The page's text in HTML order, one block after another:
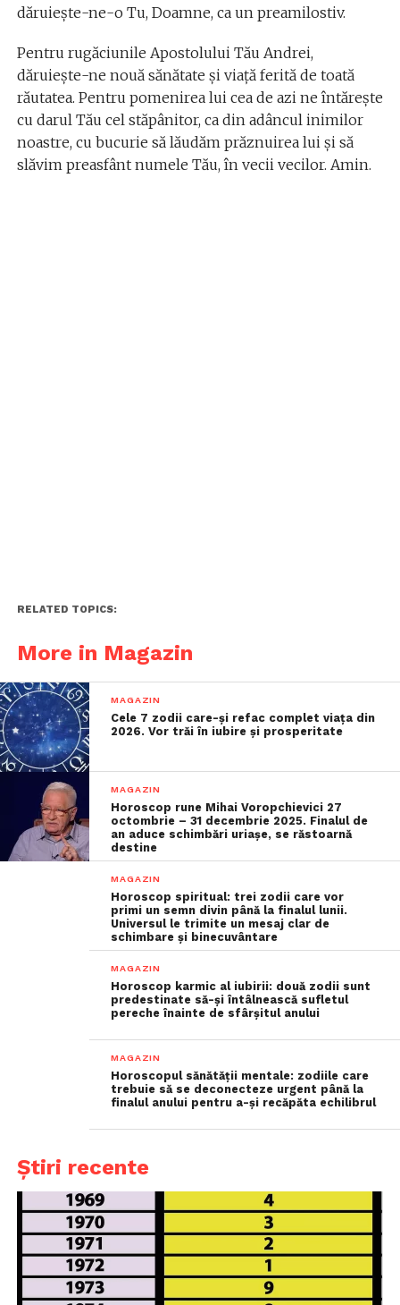
dăruieşte-ne-o Tu, Doamne, ca un preamilostiv.
Pentru rugăciunile Apostolului Tău Andrei,
dăruieşte-ne nouă sănătate şi viaţă ferită de toată
răutatea. Pentru pomenirea lui cea de azi ne întăreşte
cu darul Tău cel stăpânitor, ca din adâncul inimilor
noastre, cu bucurie să lăudăm prăznuirea lui şi să
slăvim preasfânt numele Tău, în vecii vecilor. Amin.
RELATED TOPICS:
More in Magazin
MAGAZIN
Cele 7 zodii care-și refac complet viața din
2026. Vor trăi în iubire și prosperitate
MAGAZIN
Horoscop rune Mihai Voropchievici 27
octombrie – 31 decembrie 2025. Finalul de
an aduce schimbări uriașe, se răstoarnă
destine
MAGAZIN
Horoscop spiritual: trei zodii care vor
primi un semn divin până la finalul lunii.
Universul le trimite un mesaj clar de
schimbare și binecuvântare
MAGAZIN
Horoscop karmic al iubirii: două zodii sunt
predestinate să-și întâlnească sufletul
pereche înainte de sfârșitul anului
MAGAZIN
Horoscopul sănătății mentale: zodiile care
trebuie să se deconecteze urgent până la
finalul anului pentru a-și recăpăta echilibrul
Știri recente